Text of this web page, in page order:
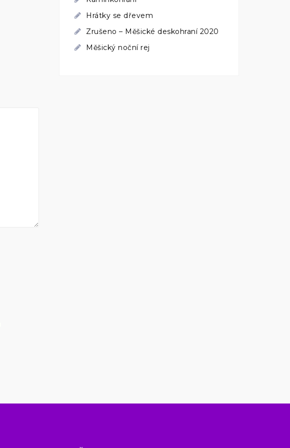
Hrátky se dřevem
Zrušeno – Měšické deskohraní 2020
Měšický noční rej